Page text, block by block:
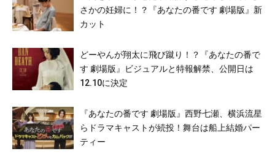
さかの妊婦に！？『あなたの番です 劇場版』新
カット
どーやんが翔太に飛び蹴り！？『あなたの番で
す 劇場版』ビジュアルと特報解禁、公開日は
12.10に決定
『あなたの番です 劇場版』西野七瀬、横浜流星
らドラマキャストが続投！舞台は船上結婚パー
ティー